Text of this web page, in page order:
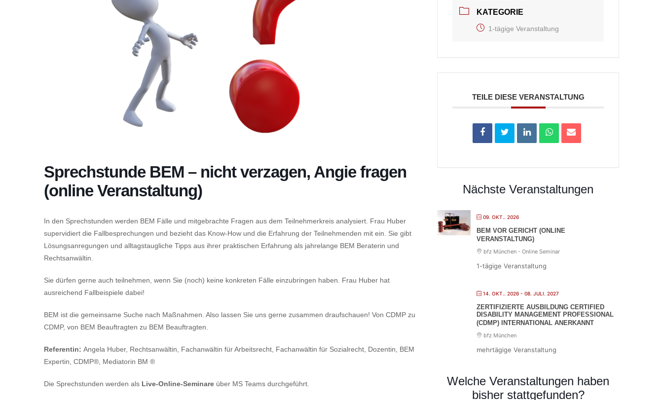
Sprechstunde BEM – nicht verzagen, Angie fragen
(online Veranstaltung)
In den Sprechstunden werden BEM Fälle und mitgebrachte Fragen aus dem Teilnehmerkreis analysiert. Frau Huber
supervidiert die Fallbesprechungen und bezieht das Know-How und die Erfahrung der Teilnehmenden mit ein. Sie gibt
Lösungsanregungen und alltagstaugliche Tipps aus ihrer praktischen Erfahrung als jahrelange BEM Beraterin und
Rechtsanwältin.
Sie dürfen gerne auch teilnehmen, wenn Sie (noch) keine konkreten Fälle einzubringen haben. Frau Huber hat
ausreichend Fallbeispiele dabei!
BEM ist die gemeinsame Suche nach Maßnahmen. Also lassen Sie uns gerne zusammen draufschauen! Von CDMP zu
CDMP, von BEM Beauftragten zu BEM Beauftragten.
Referentin: Angela Huber, Rechtsanwältin, Fachanwältin für Arbeitsrecht, Fachanwältin für Sozialrecht, Dozentin, BEM
Expertin, CDMP®, Mediatorin BM ®
Die Sprechstunden werden als Live-Online-Seminare über MS Teams durchgeführt.
KATEGORIE
1-tägige Veranstaltung
TEILE DIESE VERANSTALTUNG
Nächste Veranstaltungen
09. OKT.. 2026
BEM VOR GERICHT (ONLINE
VERANSTALTUNG)
bfz München - Online Seminar
1-tägige Veranstaltung
14. OKT.. 2026 - 08. JULI. 2027
ZERTIFIZIERTE AUSBILDUNG CERTIFIED
DISABILITY MANAGEMENT PROFESSIONAL
(CDMP) INTERNATIONAL ANERKANNT
bfz München
mehrtägige Veranstaltung
Welche Veranstaltungen haben
bisher stattgefunden?